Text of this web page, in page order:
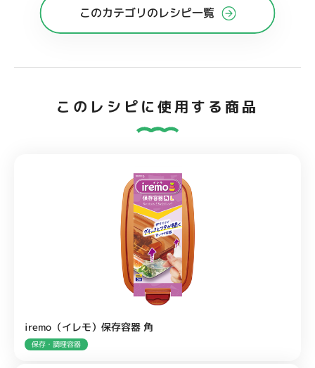
このカテゴリのレシピ一覧
このレシピに使用する商品
iremo（イレモ）保存容器 角
保存・調理容器